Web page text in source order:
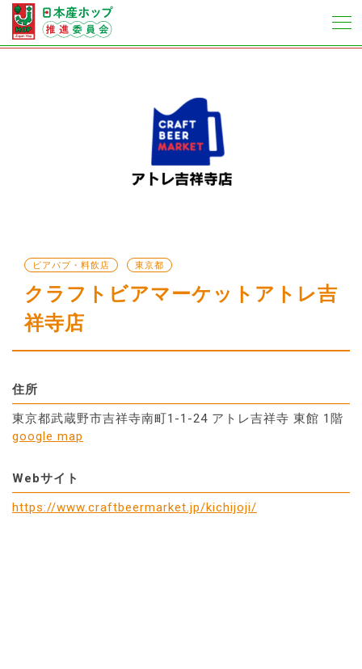
ビアパブ・料飲店 東京都
クラフトビアマーケットアトレ吉
祥寺店
住所
東京都武蔵野市吉祥寺南町1-1-24 アトレ吉祥寺 東館 1階
google map
Webサイト
https://www.craftbeermarket.jp/kichijoji/